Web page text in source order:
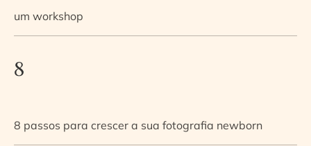
um workshop
8
8 passos para crescer a sua fotografia newborn